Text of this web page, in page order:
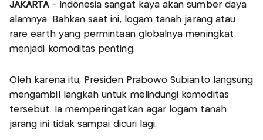
JAKARTA - Indonesia sangat kaya akan sumber daya
alamnya. Bahkan saat ini, logam tanah jarang atau
rare earth yang permintaan globalnya meningkat
menjadi komoditas penting.
Oleh karena itu, Presiden Prabowo Subianto langsung
mengambil langkah untuk melindungi komoditas
tersebut. Ia memperingatkan agar logam tanah
jarang ini tidak sampai dicuri lagi.